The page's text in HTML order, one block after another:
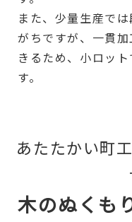
また、少量生産で
がちですが、一貫
きるため、小ロッ
す。
あたたかい町
木のぬくも